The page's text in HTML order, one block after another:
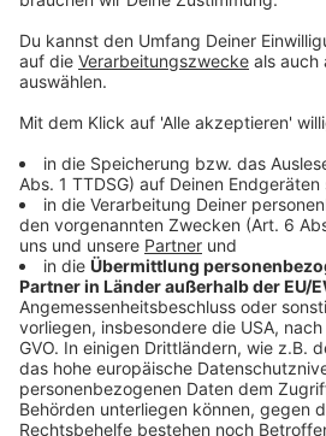
• Höxterweg, ein Baum
• Metrostraße, drei Bäume
• Hoffeldstraße, sieben Bäume
fehlender Standsicherheit)
• Fährerweg, zwei Bäume
•Friedhof Eller, zehn Bäume
zwei absterbend, vier Bäume mit
eine Bauwerksschädigung)
Anzeige